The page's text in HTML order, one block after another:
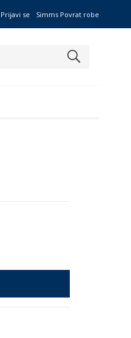
Prijavi se Simms Povrat robe